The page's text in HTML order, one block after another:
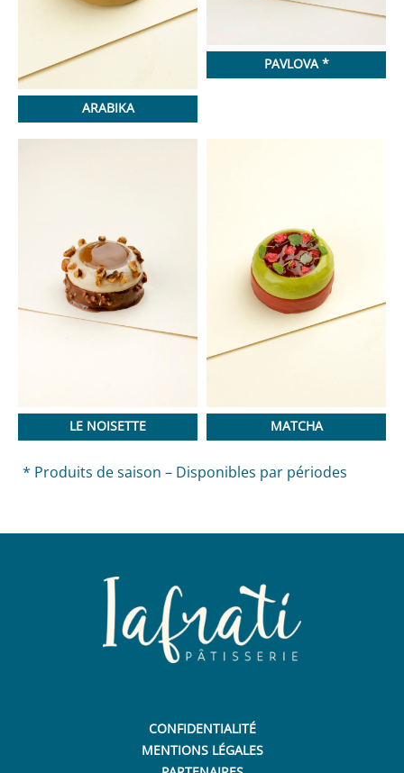
ARABIKA
PAVLOVA *
LE NOISETTE MATCHA
* Produits de saison – Disponibles par périodes
CONFIDENTIALITÉ
MENTIONS LÉGALES